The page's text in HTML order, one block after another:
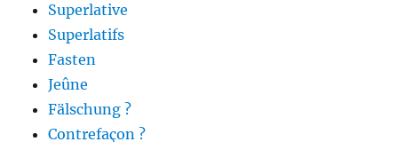
Superlative
Superlatifs
Fasten
Jeûne
Fälschung ?
Contrefaçon ?